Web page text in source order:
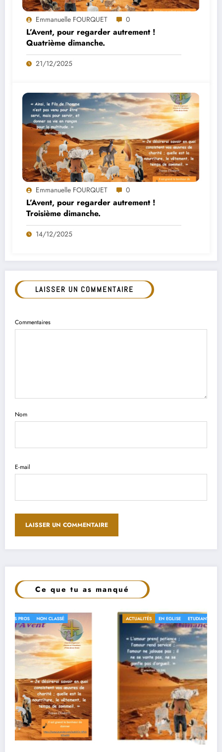
Emmanuelle FOURQUET 0
L’Avent, pour regarder autrement !
Quatrième dimanche.
21/12/2025
Emmanuelle FOURQUET 0
L’Avent, pour regarder autrement !
Troisième dimanche.
14/12/2025
LAISSER UN COMMENTAIRE
Commentaires
Nom
E-mail
Ce que tu as manqué
ACTUALITÉS ETUDIANTS JEUNES PROS NON CLASSÉ